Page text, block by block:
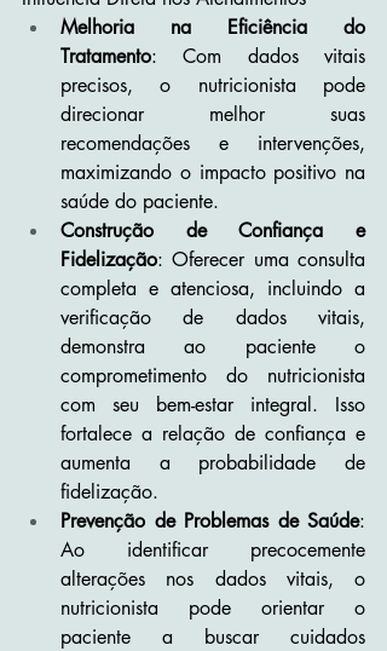
Melhoria na Eficiência do
Tratamento: Com dados vitais
precisos, o nutricionista pode
direcionar melhor suas
recomendações e intervenções,
maximizando o impacto positivo na
saúde do paciente.
Construção de Confiança e
Fidelização: Oferecer uma consulta
completa e atenciosa, incluindo a
verificação de dados vitais,
demonstra ao paciente o
comprometimento do nutricionista
com seu bem-estar integral. Isso
fortalece a relação de confiança e
aumenta a probabilidade de
fidelização.
Prevenção de Problemas de Saúde:
Ao identificar precocemente
alterações nos dados vitais, o
nutricionista pode orientar o
paciente a buscar cuidados